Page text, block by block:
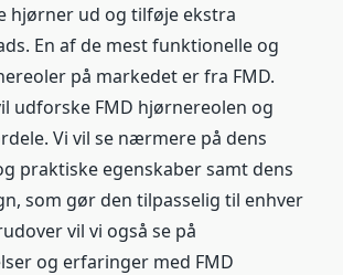
hjørner ud og tilføje ekstra
En af de mest funktionelle og
på markedet er fra FMD.
udforske FMD hjørnereolen og
Vi vil se nærmere på dens
praktiske egenskaber samt dens
som gør den tilpasselig til enhver
vil vi også se på
og erfaringer med FMD